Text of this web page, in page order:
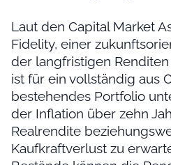
Laut den Capital Market
Fidelity, einer
der langfristigen
ist für ein vollständig aus
bestehendes Portfolio
der Inflation über zehn
Realrendite
Kaufkraftverlust zu